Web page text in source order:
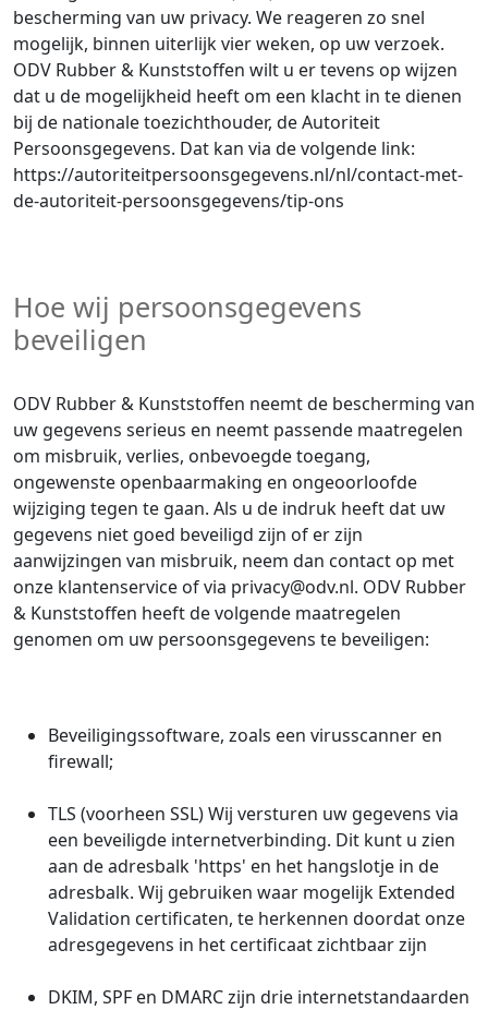
bescherming van uw privacy. We reageren zo snel
mogelijk, binnen uiterlijk vier weken, op uw verzoek.
ODV Rubber & Kunststoffen wilt u er tevens op wijzen
dat u de mogelijkheid heeft om een klacht in te dienen
bij de nationale toezichthouder, de Autoriteit
Persoonsgegevens. Dat kan via de volgende link:
https://autoriteitpersoonsgegevens.nl/nl/contact-met-
de-autoriteit-persoonsgegevens/tip-ons
Hoe wij persoonsgegevens
beveiligen
ODV Rubber & Kunststoffen neemt de bescherming van
uw gegevens serieus en neemt passende maatregelen
om misbruik, verlies, onbevoegde toegang,
ongewenste openbaarmaking en ongeoorloofde
wijziging tegen te gaan. Als u de indruk heeft dat uw
gegevens niet goed beveiligd zijn of er zijn
aanwijzingen van misbruik, neem dan contact op met
onze klantenservice of via privacy@odv.nl. ODV Rubber
& Kunststoffen heeft de volgende maatregelen
genomen om uw persoonsgegevens te beveiligen:
Beveiligingssoftware, zoals een virusscanner en
firewall;
TLS (voorheen SSL) Wij versturen uw gegevens via
een beveiligde internetverbinding. Dit kunt u zien
aan de adresbalk 'https' en het hangslotje in de
adresbalk. Wij gebruiken waar mogelijk Extended
Validation certificaten, te herkennen doordat onze
adresgegevens in het certificaat zichtbaar zijn
DKIM, SPF en DMARC zijn drie internetstandaarden